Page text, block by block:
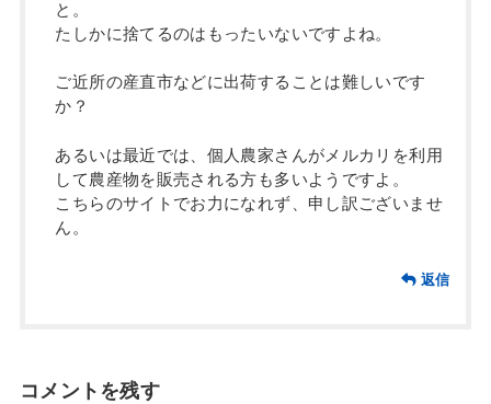
と。
たしかに捨てるのはもったいないですよね。
ご近所の産直市などに出荷することは難しいです
か？
あるいは最近では、個人農家さんがメルカリを利用
して農産物を販売される方も多いようですよ。
こちらのサイトでお力になれず、申し訳ございませ
ん。
返信
コメントを残す